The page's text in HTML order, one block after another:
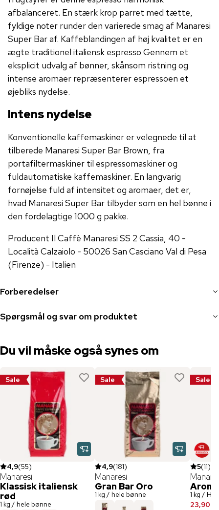
afbalanceret. En stærk krop parret med tætte,
fyldige noter runder den varierede smag af Manaresi
Super Bar af. Kaffeblandingen af ​​høj kvalitet er en
ægte traditionel italiensk espresso Gennem et
eksplicit udvalg af bønner, skånsom ristning og
intense aromaer repræsenterer espressoen et
øjebliks nydelse.
Intens nydelse
Konventionelle kaffemaskiner er velegnede til at
tilberede Manaresi Super Bar Brown, fra
portafiltermaskiner til espressomaskiner og
fuldautomatiske kaffemaskiner. En langvarig
fornøjelse fuld af intensitet og aromaer, det er,
hvad Manaresi Super Bar tilbyder som en hel bønne i
den fordelagtige 1000 g pakke.
Producent Il Caffè Manaresi SS 2 Cassia, 40 -
Località Calzaiolo - 50026 San Casciano Val di Pesa
(Firenze) - Italien
Forberedelser
Spørgsmål og svar om produktet
Du vil måske også synes om
Sale
4,9(55)
Manaresi
Klassisk italiensk
rød
1 kg / hele bønne
Sale
4,9(181)
Manaresi
Gran Bar Oro
1 kg / hele bønne
Sale
5(11)
1 kg /
23,90 €